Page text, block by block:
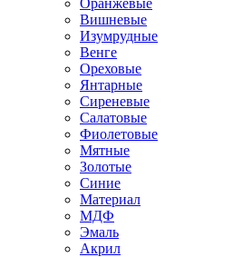
Оранжевые
Вишневые
Изумрудные
Венге
Ореховые
Янтарные
Сиреневые
Салатовые
Фиолетовые
Мятные
Золотые
Синие
Материал
МДФ
Эмаль
Акрил